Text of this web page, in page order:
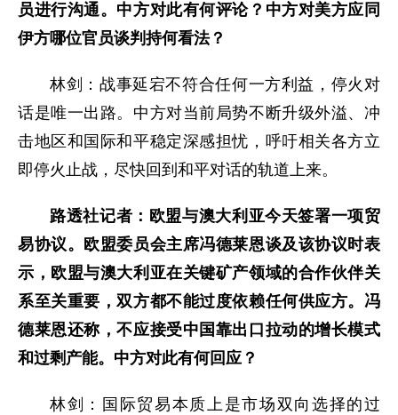
员进行沟通。中方对此有何评论？中方对美方应同
伊方哪位官员谈判持何看法？
林剑：战事延宕不符合任何一方利益，停火对
话是唯一出路。中方对当前局势不断升级外溢、冲
击地区和国际和平稳定深感担忧，呼吁相关各方立
即停火止战，尽快回到和平对话的轨道上来。
路透社记者：欧盟与澳大利亚今天签署一项贸
易协议。欧盟委员会主席冯德莱恩谈及该协议时表
示，欧盟与澳大利亚在关键矿产领域的合作伙伴关
系至关重要，双方都不能过度依赖任何供应方。冯
德莱恩还称，不应接受中国靠出口拉动的增长模式
和过剩产能。中方对此有何回应？
林剑：国际贸易本质上是市场双向选择的过